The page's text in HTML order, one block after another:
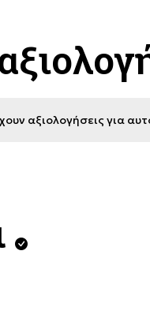
αξιολογήσεις για